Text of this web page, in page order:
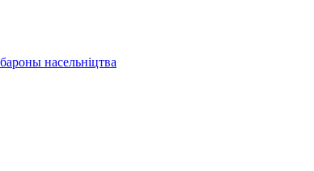
насельніцтва